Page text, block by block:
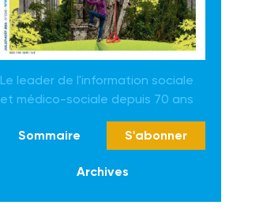
Le leader de l'information sociale
et médico-sociale depuis 70 ans
Sommaire S'abonner
Archives